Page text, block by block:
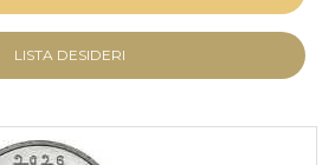
LISTA DESIDERI